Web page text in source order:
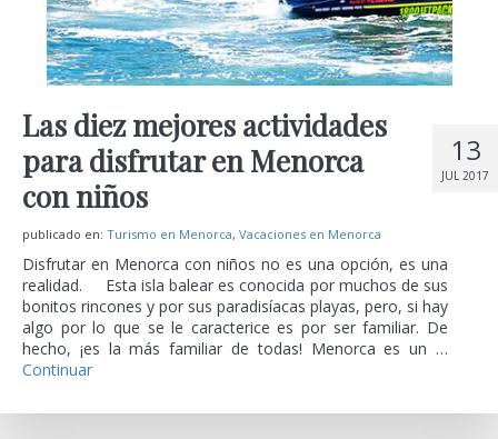
13
JUL 2017
Las diez mejores actividades
para disfrutar en Menorca
con niños
publicado en: Turismo en Menorca, Vacaciones en Menorca
Disfrutar en Menorca con niños no es una opción, es una
realidad. Esta isla balear es conocida por muchos de sus
bonitos rincones y por sus paradisíacas playas, pero, si hay
algo por lo que se le caracterice es por ser familiar. De
hecho, ¡es la más familiar de todas! Menorca es un …
Continuar